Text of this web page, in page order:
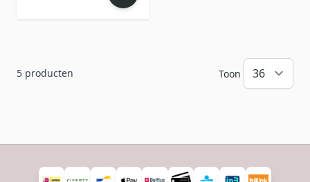
5 producten Toon